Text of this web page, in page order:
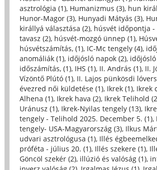
asztrológia (1), Humanizmus (3), hun
Hunor-Magor (3), Hunyadi Mátyás (3),
királlyá választása (2), húsvét időpontja -
tavasz (2), húsvét-mozgó ünnep (1),
húsvétszámítás, (1), IC-Mc tengely (4),
anomáliák (1), időjósló napok (2),
időszámítás, (1), IHS (1), II. András (1), II.
Vízöntő Plútó (1), II. Lajos pünkösdi
évezred női küldetése (1), Ikrek (1), Ikrek
Alhena (1), Ikrek hava (2), Ikrek Telihold
Uránusz (1), Ikrek-Nyilas tengely (13),
tengely - Telihold 2025. December 5. (1),
tengely- USA-Magyarország (3), Ilkus
udvari asztrológusa (1), Illés
próféta - július 20. (1), Illés szekere (1),
Göncöl szekér (2), illúzió és valóság (1),